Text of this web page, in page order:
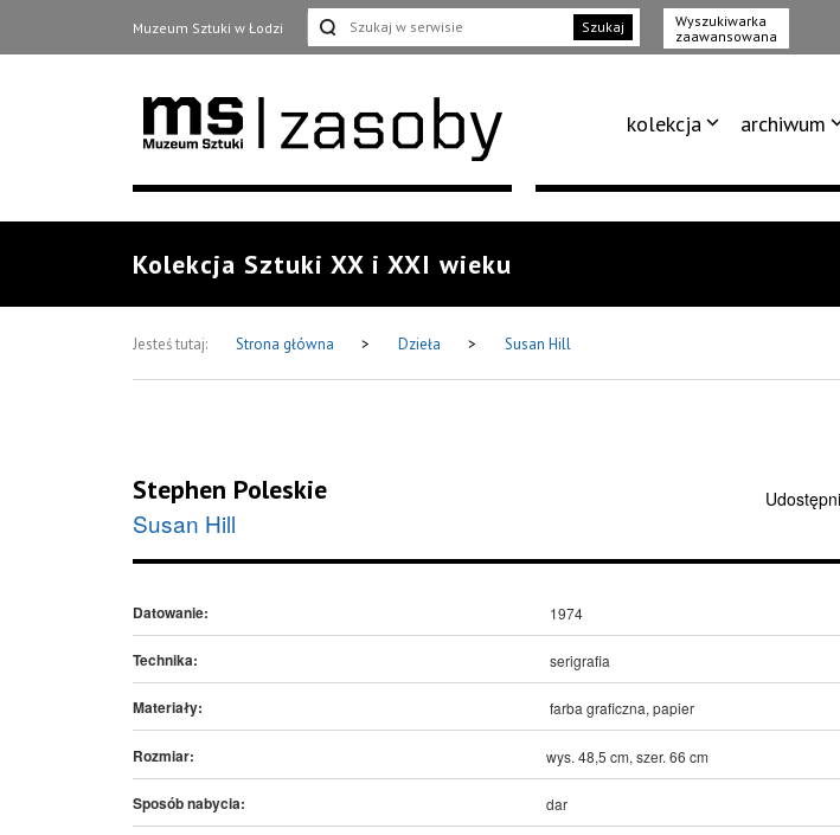
Muzeum Sztuki w Łodzi Szukaj
Wyszukiwarka
zaawansowana
kolekcja archiwum
Kolekcja Sztuki XX i XXI wieku
Jesteś tutaj: Strona główna > Dzieła > Susan Hill
Stephen Poleskie
Susan Hill
Datowanie: 1974
Technika: serigrafia
Materiały: farba graficzna, papier
Rozmiar: wys. 48,5 cm, szer. 66 cm
Sposób nabycia: dar